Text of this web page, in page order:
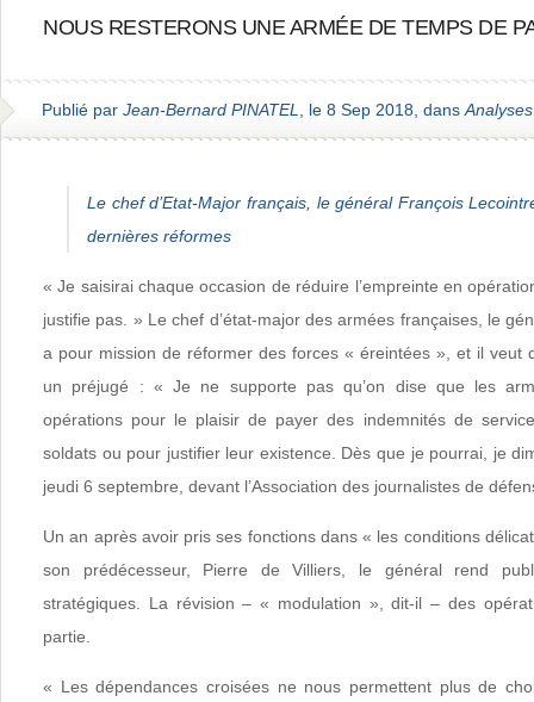
NOUS RESTERONS UNE ARMÉE DE TEMPS DE
Publié par Jean-Bernard PINATEL , le 8 Sep 2018, dans Analyses
Le chef d’Etat-Major français, le général François
dernières réformes
« Je saisirai chaque occasion de réduire l’empreinte en
justifie pas. » Le chef d’état-major des armées françaises, le
a pour mission de réformer des forces « éreintées », et il veut
un préjugé : « Je ne supporte pas qu’on dise que les
opérations pour le plaisir de payer des indemnités de
soldats ou pour justifier leur existence. Dès que je pourrai, je
jeudi 6 septembre, devant l’Association des journalistes de
Un an après avoir pris ses fonctions dans « les conditions
son prédécesseur, Pierre de Villiers, le général rend
stratégiques. La révision – « modulation », dit-il – des
partie.
« Les dépendances croisées ne nous permettent plus de